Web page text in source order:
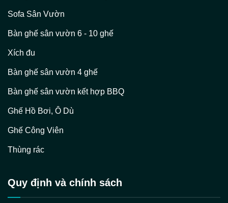
Sofa Sân Vườn
Bàn ghế sân vườn 6 - 10 ghế
Xích đu
Bàn ghế sân vườn 4 ghế
Bàn ghế sân vườn kết hợp BBQ
Ghế Hồ Bơi, Ô Dù
Ghế Công Viên
Thùng rác
Quy định và chính sách